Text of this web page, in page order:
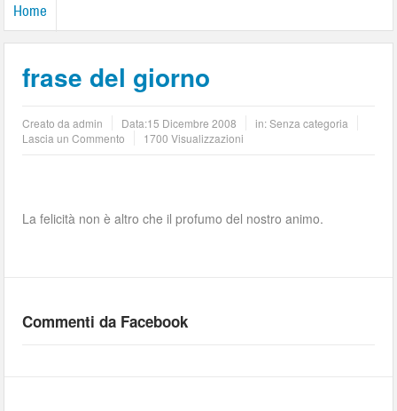
Home
frase del giorno
Creato daadmin Data:15 Dicembre 2008
in: Senza categoria
Lascia un Commento
1700 Visualizzazioni
La felicità non è altro che il profumo del nostro animo.
Commenti da Facebook